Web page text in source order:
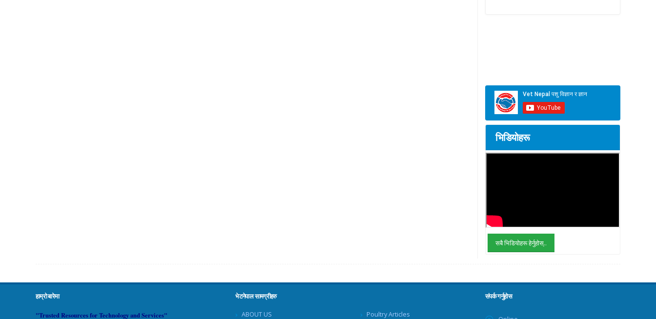
भिडियोहरू
सबै भिडियोहरू हेर्नुहोस्..
हाम्रो बारेमा
"Trusted Resources for Technology and Services"
भेटनेपाल सामग्रीहरु
ABOUT US Poultry Articles
संपर्क गर्नुहोस